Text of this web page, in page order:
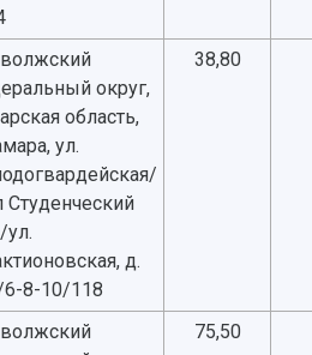
округ,
область,
ул.
Студенческий
ул.
д.
6-8-10/118
38,80
75,50